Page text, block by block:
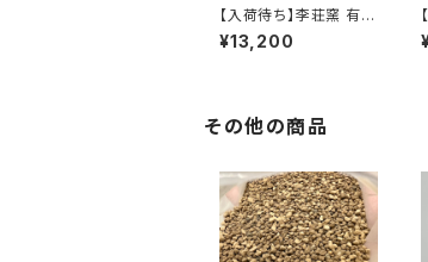
【入荷待ち】李荘窯 有田
焼の鉢 "瑠璃釉縞文丸"
¥13,200
その他の商品